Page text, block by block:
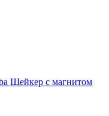
Шейкер с магнитом